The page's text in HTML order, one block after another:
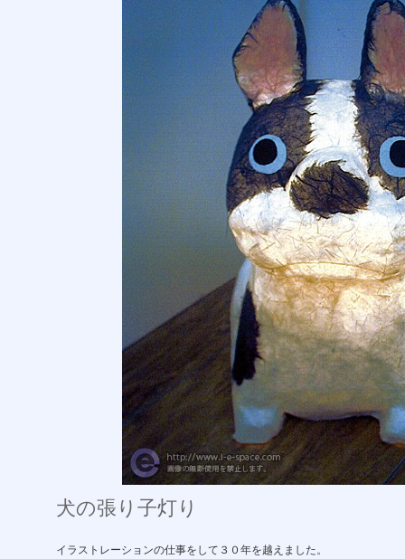
犬の張り子灯り
イラストレーションの仕事をして３０年を越えました。